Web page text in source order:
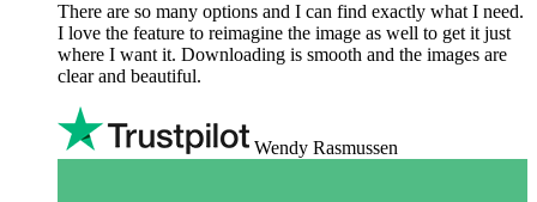
There are so many options and I can find exactly what I need.
I love the feature to reimagine the image as well to get it just
where I want it. Downloading is smooth and the images are
clear and beautiful.
Wendy Rasmussen